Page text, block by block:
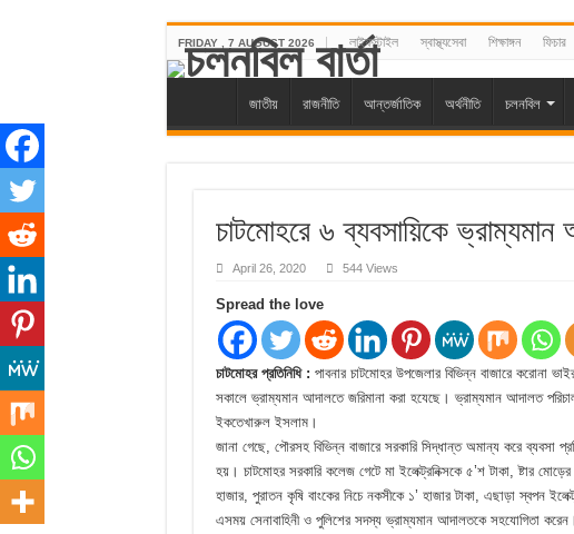
FRIDAY , 7 AUGUST 2026 লাইফস্টাইল স্বাস্থ্যসেবা শিক্ষাঙ্গন ফিচার
জাতীয় রাজনীতি আন্তর্জাতিক অর্থনীতি চলনবিল
চাটমোহরে ৬ ব্যবসায়িকে ভ্রাম্যমান
April 26, 2020 544 Views
Spread the love
চাটমোহর প্রতিনিধি : পাবনার চাটমোহর উপজেলার বিভিন্ন বাজারে করোনা
সকালে ভ্রাম্যমান আদালতে জরিমানা করা হযেছে। ভ্রাম্যমান আদালত
ইকতেখারুল ইসলাম।
জানা গেছে, পৌরসহ বিভিন্ন বাজারে সরকারি সিদ্ধান্ত অমান্য করে ব্যবসা
হয়। চাটমোহর সরকারি কলেজ গেটে মা ইলেক্ট্রনিক্সকে ৫’শ টাকা, ষ্টার
হাজার, পুরাতন কৃষি বাংকের নিচে নকসীকে ১’ হাজার টাকা, এছাড়া স্বপন
এসময় সেনাবাহিনী ও পুলিশের সদস্য ভ্রাম্যমান আদালতকে সহযোগিতা করেন।